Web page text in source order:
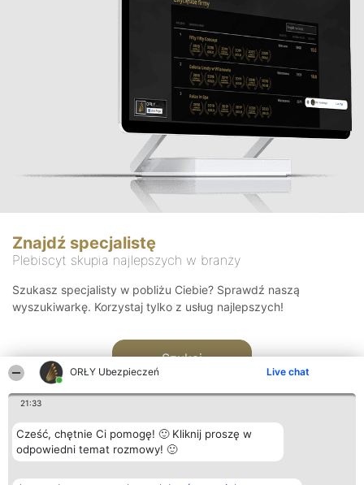
ORŁY Ubezpieczeń Live chat
21:33
Cześć, chętnie Ci pomogę! 🙂 Kliknij proszę w
odpowiedni temat rozmowy! 🙂
Znajdź specjalistę
Plebiscyt skupia najlepszych w branży
Szukasz specjalisty w pobliżu Ciebie? Sprawdź naszą
wyszukiwarkę. Korzystaj tylko z usług najlepszych!
Szukaj
Organizator plebiscytu Plebiscyt Kontakt